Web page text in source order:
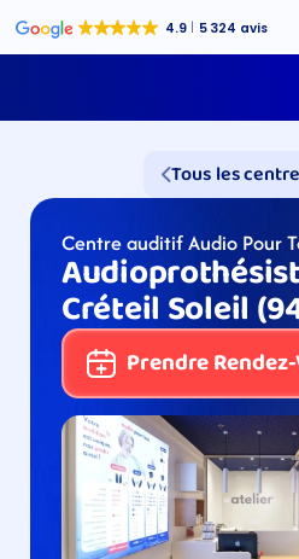
Tous les
Centre auditif Audio Pour
Créteil Soleil
Prendre